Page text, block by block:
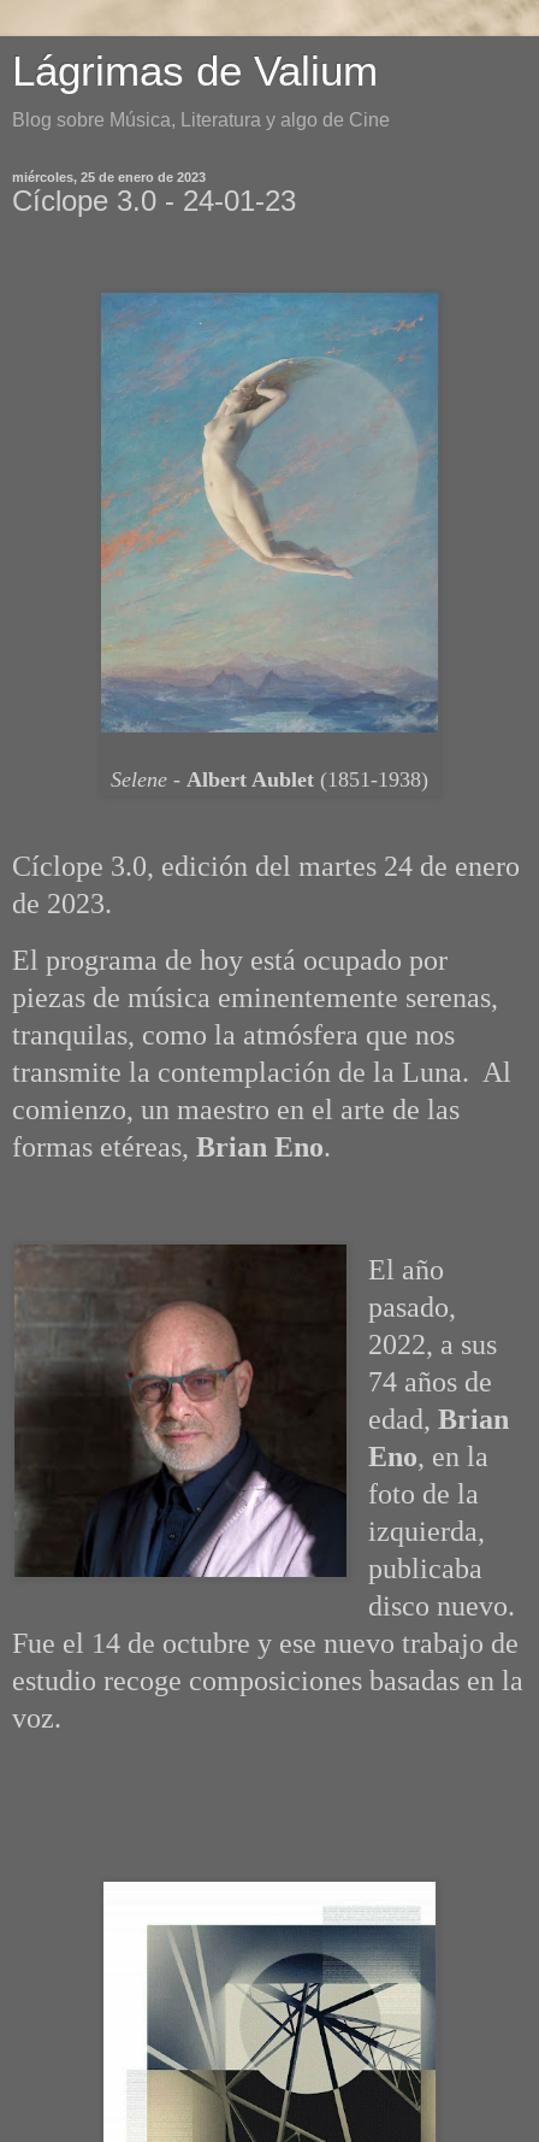
Lágrimas de Valium
Blog sobre Música, Literatura y algo de Cine
miércoles, 25 de enero de 2023
Cíclope 3.0 - 24-01-23
Selene - Albert Aublet (1851-1938)
Cíclope 3.0, edición del martes 24 de enero
de 2023.
El programa de hoy está ocupado por
piezas de música eminentemente serenas,
tranquilas, como la atmósfera que nos
transmite la contemplación de la Luna. Al
comienzo, un maestro en el arte de las
formas etéreas, Brian Eno.
El año
pasado,
2022, a sus
74 años de
edad, Brian
Eno, en la
foto de la
izquierda,
publicaba
disco nuevo.
Fue el 14 de octubre y ese nuevo trabajo de
estudio recoge composiciones basadas en la
voz.